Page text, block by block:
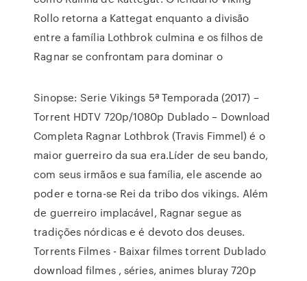
Rollo retorna a Kattegat enquanto a divisão
entre a família Lothbrok culmina e os filhos de
Ragnar se confrontam para dominar o
Sinopse: Serie Vikings 5ª Temporada (2017) –
Torrent HDTV 720p/1080p Dublado – Download
Completa Ragnar Lothbrok (Travis Fimmel) é o
maior guerreiro da sua era.Líder de seu bando,
com seus irmãos e sua família, ele ascende ao
poder e torna-se Rei da tribo dos vikings. Além
de guerreiro implacável, Ragnar segue as
tradições nórdicas e é devoto dos deuses.
Torrents Filmes - Baixar filmes torrent Dublado
download filmes , séries, animes bluray 720p